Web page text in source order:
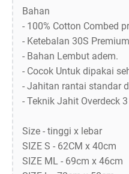
Bahan
- 100% Cotton Combed
- Ketebalan 30S
- Bahan Lembut adem.
- Cocok Untuk dipakai
- Jahitan rantai standar
- Teknik Jahit Overdeck
Size - tinggi x lebar
SIZE S - 62CM x 40cm
SIZE ML - 69cm x 46cm